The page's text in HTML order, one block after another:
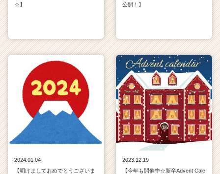
☆】 公開！】
2024.01.04
【明けましておめでとうございま
2023.12.19
【今年も開催中☆新卒Advent Cale